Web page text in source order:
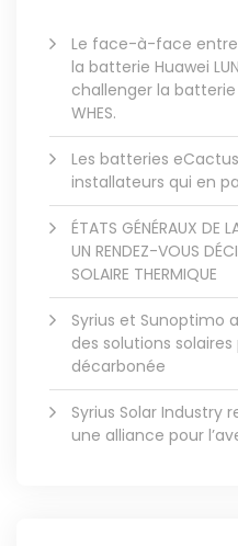
Le face-à-face
la batterie Huawei
challenger la
WHES.
Les batteries
installateurs qui en
ÉTATS GÉNÉRAUX DE
UN RENDEZ-VOUS
SOLAIRE THERMIQUE
Syrius et Sunoptimo
des solutions
décarbonée
Syrius Solar Industry
une alliance pour